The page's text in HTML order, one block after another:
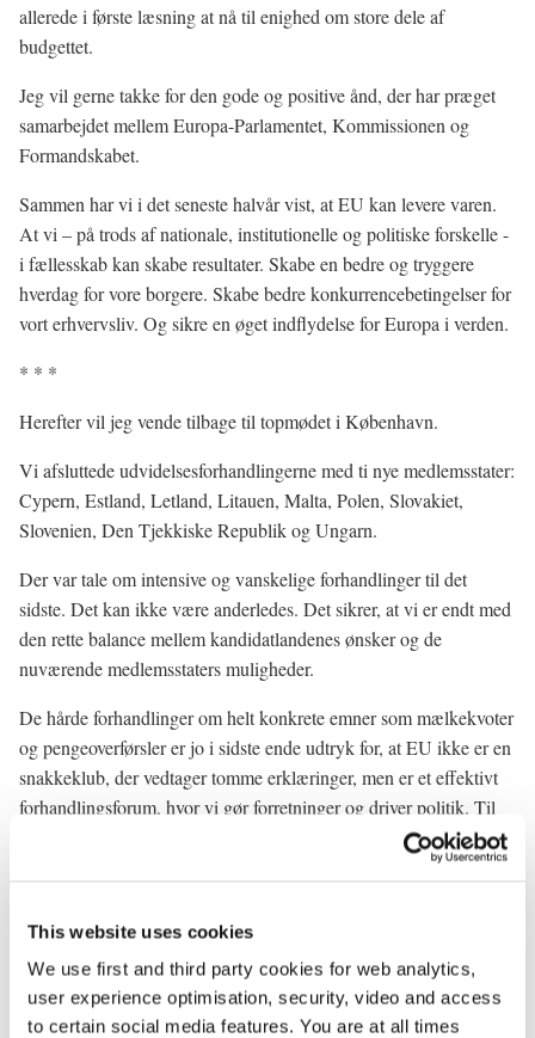
This website uses cookies
We use first and third party cookies for web analytics,
user experience optimisation, security, video and access
to certain social media features. You are at all times
allerede i første læsning at nå til enighed om store dele af
budgettet.
Jeg vil gerne takke for den gode og positive ånd, der har præget
samarbejdet mellem Europa-Parlamentet, Kommissionen og
Formandskabet.
Sammen har vi i det seneste halvår vist, at EU kan levere varen.
At vi – på trods af nationale, institutionelle og politiske forskelle -
i fællesskab kan skabe resultater. Skabe en bedre og tryggere
hverdag for vore borgere. Skabe bedre konkurrencebetingelser for
vort erhvervsliv. Og sikre en øget indflydelse for Europa i verden.
* * *
Herefter vil jeg vende tilbage til topmødet i København.
Vi afsluttede udvidelsesforhandlingerne med ti nye medlemsstater:
Cypern, Estland, Letland, Litauen, Malta, Polen, Slovakiet,
Slovenien, Den Tjekkiske Republik og Ungarn.
Der var tale om intensive og vanskelige forhandlinger til det
sidste. Det kan ikke være anderledes. Det sikrer, at vi er endt med
den rette balance mellem kandidatlandenes ønsker og de
nuværende medlemsstaters muligheder.
De hårde forhandlinger om helt konkrete emner som mælkekvoter
og pengeoverførsler er jo i sidste ende udtryk for, at EU ikke er en
snakkeklub, der vedtager tomme erklæringer, men er et effektivt
forhandlingsforum, hvor vi gør forretninger og driver politik. Til
afsluttet deres nationale ratifikationsprocedurer.
Første led i denne proces - der i mange lande vil indebære
folkeafstemninger - er færdiggørelsen af tiltrædelsestraktaten. Den